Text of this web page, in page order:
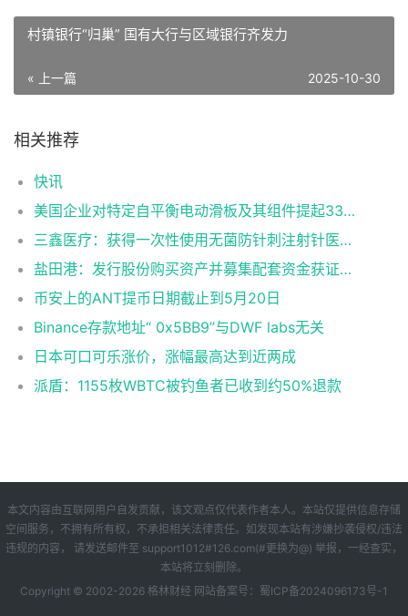
村镇银行“归巢” 国有大行与区域银行齐发力
« 上一篇 2025-10-30
相关推荐
快讯
美国企业对特定自平衡电动滑板及其组件提起337调查申请
三鑫医疗：获得一次性使用无菌防针刺注射针医疗器械注册证
盐田港：发行股份购买资产并募集配套资金获证监会同意注册批复
币安上的ANT提币日期截止到5月20日
Binance存款地址“ 0x5BB9”与DWF labs无关
日本可口可乐涨价，涨幅最高达到近两成
派盾：1155枚WBTC被钓鱼者已收到约50%退款
本文内容由互联网用户自发贡献，该文观点仅代表作者本人。本站仅提供信息存储
空间服务，不拥有所有权，不承担相关法律责任。如发现本站有涉嫌抄袭侵权/违法
违规的内容， 请发送邮件至 support1012#126.com(#更换为@) 举报，一经查实，
本站将立刻删除。
Copyright © 2002-2026 格林财经 网站备案号： 蜀ICP备2024096173号-1